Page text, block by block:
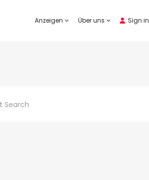
Anzeigen Über uns Sign in
Search